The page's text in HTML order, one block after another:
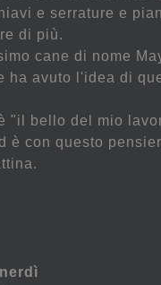
e serrature e
di più.
cane di nome
ha avuto l'idea di
"il bello del mio
è con questo